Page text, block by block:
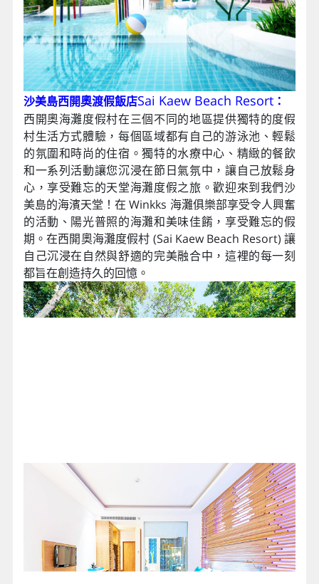
沙美島西開奧渡假飯店Sai Kaew Beach Resort：
西開奧海灘度假村在三個不同的地區提供獨特的度假
村生活方式體驗，每個區域都有自己的游泳池、輕鬆
的氛圍和時尚的住宿。獨特的水療中心、精緻的餐飲
和一系列活動讓您沉浸在節日氣氛中，讓自己放鬆身
心，享受難忘的天堂海灘度假之旅。歡迎來到我們沙
美島的海濱天堂！在 Winkks 海灘俱樂部享受令人興奮
的活動、陽光普照的海灘和美味佳餚，享受難忘的假
期。在西開奧海灘度假村 (Sai Kaew Beach Resort) 讓
自己沉浸在自然與舒適的完美融合中，這裡的每一刻
都旨在創造持久的回憶。